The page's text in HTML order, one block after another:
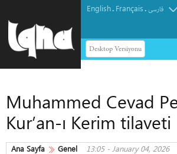
English. Français.فارسی
Desktop Versiyonu
Muhammed Cevad
Kur’an-ı Kerim tilaveti
Ana Sayfa Genel 13:05 - January 04, 2026